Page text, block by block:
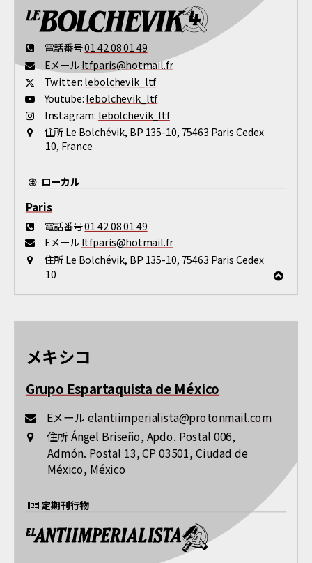
電話番号01 42 08 01 49
Eメール ltfparis@hotmail.fr
Twitter:lebolchevik_ltf
Youtube:lebolchevik_ltf
Instagram: lebolchevik_ltf
住所Le Bolchévik, BP 135-10, 75463 Paris Cedex
10, France
ローカル
Paris
電話番号01 42 08 01 49
Eメール ltfparis@hotmail.fr
住所Le Bolchévik, BP 135-10, 75463 Paris Cedex
10
メキシコ
Grupo Espartaquista de México
Eメールelantiimperialista@protonmail.com
住所 Ángel Briseño, Apdo. Postal 006,
Admón. Postal 13, CP 03501, Ciudad de
México, México
定期刊行物